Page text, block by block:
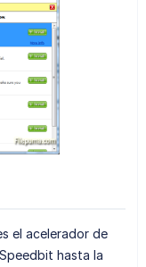
el acelerador de
hasta la